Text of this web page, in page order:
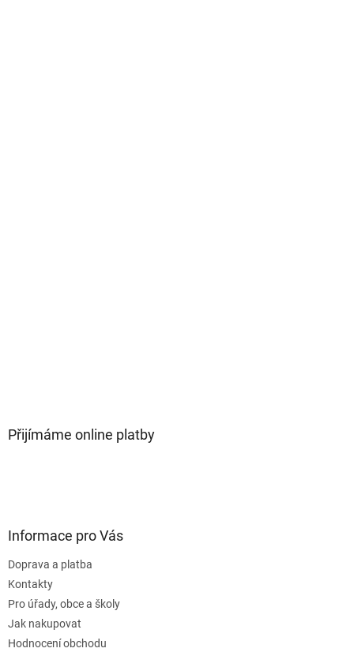
Přijímáme online platby
Informace pro Vás
Doprava a platba
Kontakty
Pro úřady, obce a školy
Jak nakupovat
Hodnocení obchodu